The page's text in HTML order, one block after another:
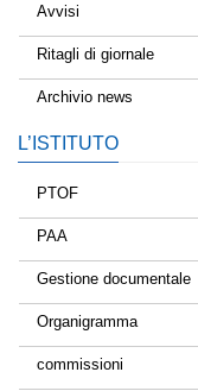
Avvisi
Ritagli di giornale
Archivio news
L’ISTITUTO
PTOF
PAA
Gestione documentale
Organigramma
commissioni